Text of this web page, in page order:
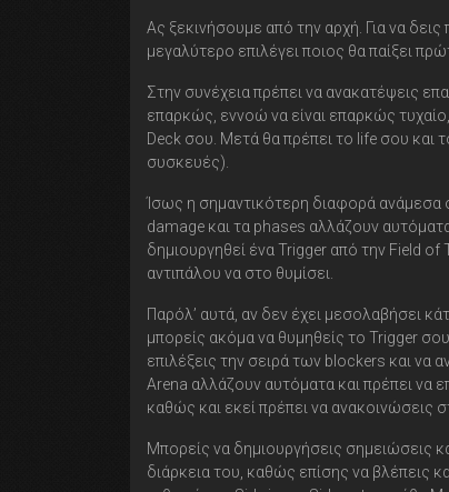
Ας ξεκινήσουμε από την αρχή. Για να δεις
μεγαλύτερο επιλέγει ποιος θα παίξει
Στην συνέχεια πρέπει να ανακατέψεις
επαρκώς, εννοώ να είναι επαρκώς
Deck σου. Μετά θα πρέπει το life σου και
συσκευές).
Ίσως η σημαντικότερη διαφορά ανάμεσα
damage και τα phases αλλάζουν
δημιουργηθεί ένα Trigger από την Field
αντιπάλου να στο θυμίσει.
Παρόλ’ αυτά, αν δεν έχει μεσολαβήσει
μπορείς ακόμα να θυμηθείς το Trigger
επιλέξεις την σειρά των blockers και να
Arena αλλάζουν αυτόματα και πρέπει να
καθώς και εκεί πρέπει να ανακοινώσεις
Μπορείς να δημιουργήσεις σημειώσεις
διάρκεια του, καθώς επίσης να βλέπεις